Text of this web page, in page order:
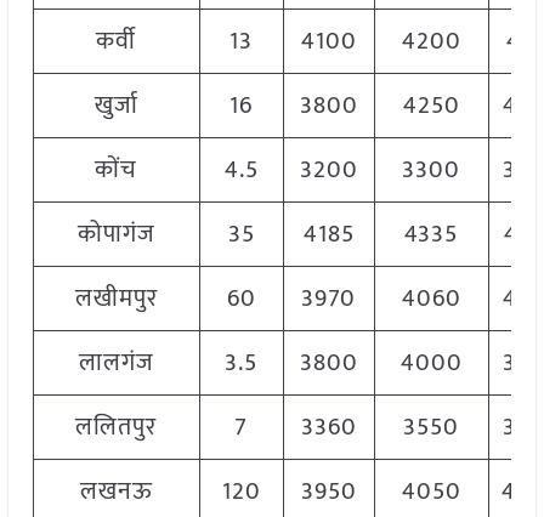
कर्वी
13 4100 4200
खुर्जा
16 3800 4250
कोंच
4.5 3200 3300
कोपागंज
35 4185 4335
लखीमपुर
60 3970 4060
लालगंज
3.5 3800 4000
ललितपुर
7 3360 3550
लखनऊ
120 3950 4050